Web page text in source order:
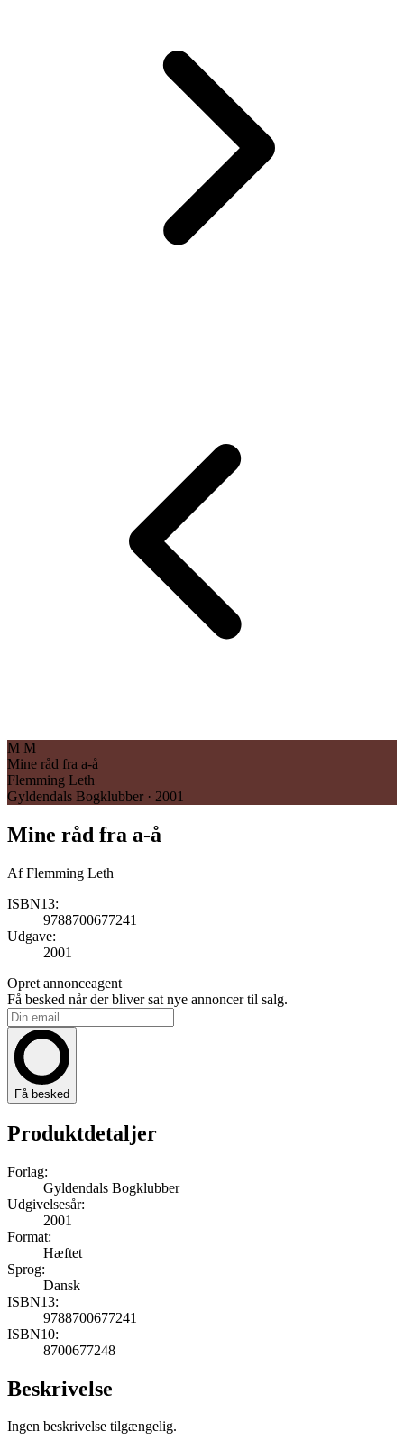
M M
Mine råd fra a-å
Flemming Leth
Gyldendals Bogklubber · 2001
Mine råd fra a-å
AfFlemming Leth
ISBN13:
9788700677241
Udgave:
2001
Opret annonceagent
Få besked når der bliver sat nye annoncer til salg.
Få besked
Produktdetaljer
Forlag:
Gyldendals Bogklubber
Udgivelsesår:
2001
Format:
Hæftet
Sprog:
Dansk
ISBN13:
9788700677241
ISBN10:
8700677248
Beskrivelse
Ingen beskrivelse tilgængelig.